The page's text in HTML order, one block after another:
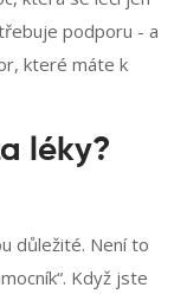
podporu - a
které máte k
léky?
důležité. Není to
Když jste